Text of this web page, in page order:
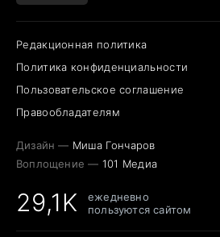
Редакционная политика
Политика конфиденциальности
Пользовательское соглашение
Правообладателям
Дизайн — Миша Гончаров
Воплощение — 101 Медиа
29,1K
ежедневно
пользуются сайтом